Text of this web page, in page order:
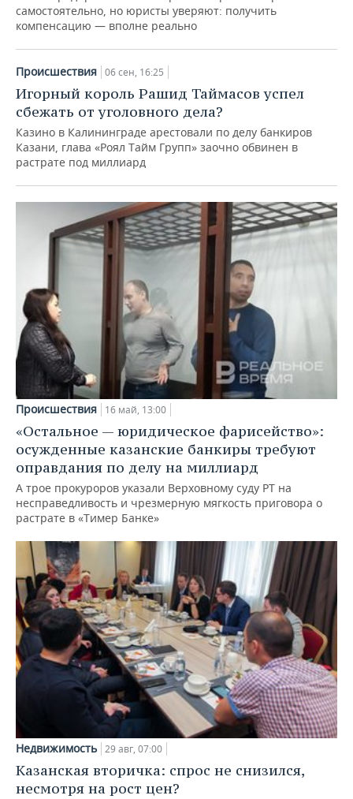
самостоятельно, но юристы уверяют: получить
компенсацию — вполне реально
Происшествия 06 сен, 16:25
Игорный король Рашид Таймасов успел
сбежать от уголовного дела?
Казино в Калининграде арестовали по делу банкиров
Казани, глава «Роял Тайм Групп» заочно обвинен в
растрате под миллиард
Происшествия 16 май, 13:00
«Остальное — юридическое фарисейство»:
осужденные казанские банкиры требуют
оправдания по делу на миллиард
А трое прокуроров указали Верховному суду РТ на
несправедливость и чрезмерную мягкость приговора о
растрате в «Тимер Банке»
Недвижимость 29 авг, 07:00
Казанская вторичка: спрос не снизился,
несмотря на рост цен?